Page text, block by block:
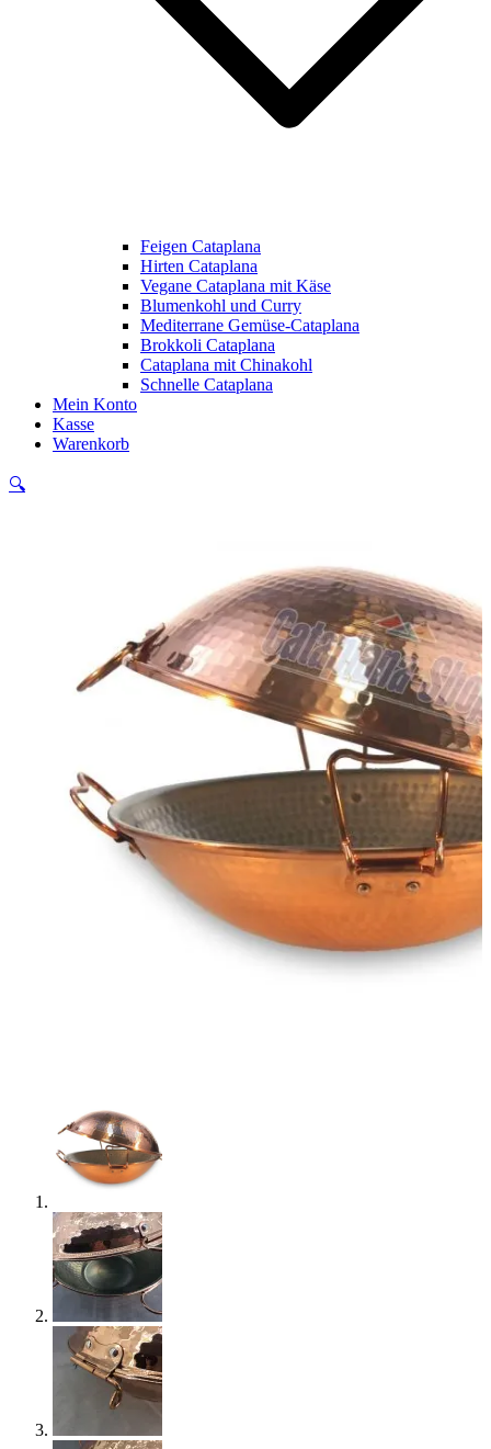
Feigen Cataplana
Hirten Cataplana
Vegane Cataplana mit Käse
Blumenkohl und Curry
Mediterrane Gemüse-Cataplana
Brokkoli Cataplana
Cataplana mit Chinakohl
Schnelle Cataplana
Mein Konto
Kasse
Warenkorb
🔍